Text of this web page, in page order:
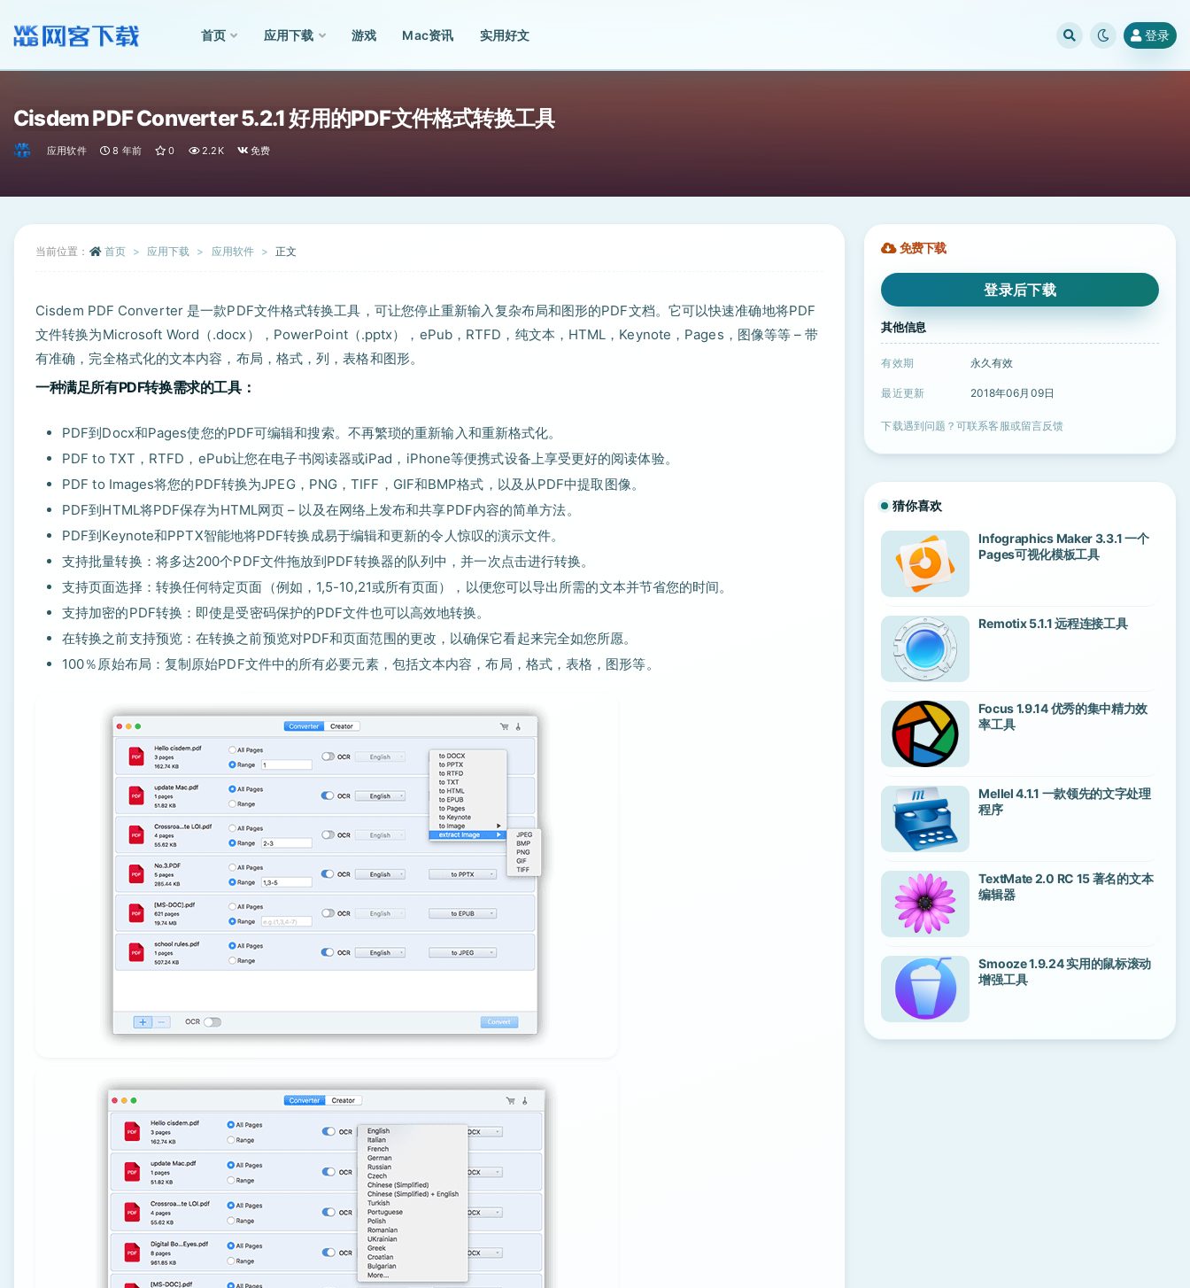
首页 应用下载 游戏 Mac资讯 实用好文 登录
Cisdem PDF Converter 5.2.1 好用的PDF文件格式转换工具
应用软件 8 年前 0 2.2K 免费
当前位置： 首页 应用下载 应用软件 正文
Cisdem PDF Converter 是一款PDF文件格式转换工具，可让您停止重新输入复杂布局和图形的PDF文档。它可以快速准确地将PDF
文件转换为Microsoft Word（.docx），PowerPoint（.pptx），ePub，RTFD，纯文本，HTML，Keynote，Pages，图像等等 – 带
有准确，完全格式化的文本内容，布局，格式，列，表格和图形。
一种满足所有PDF转换需求的工具：
PDF到Docx和Pages使您的PDF可编辑和搜索。不再繁琐的重新输入和重新格式化。
PDF to TXT，RTFD，ePub让您在电子书阅读器或iPad，iPhone等便携式设备上享受更好的阅读体验。
PDF to Images将您的PDF转换为JPEG，PNG，TIFF，GIF和BMP格式，以及从PDF中提取图像。
PDF到HTML将PDF保存为HTML网页 – 以及在网络上发布和共享PDF内容的简单方法。
PDF到Keynote和PPTX智能地将PDF转换成易于编辑和更新的令人惊叹的演示文件。
支持批量转换：将多达200个PDF文件拖放到PDF转换器的队列中，并一次点击进行转换。
支持页面选择：转换任何特定页面（例如，1,5-10,21或所有页面），以便您可以导出所需的文本并节省您的时间。
支持加密的PDF转换：即使是受密码保护的PDF文件也可以高效地转换。
在转换之前支持预览：在转换之前预览对PDF和页面范围的更改，以确保它看起来完全如您所愿。
100％原始布局：复制原始PDF文件中的所有必要元素，包括文本内容，布局，格式，表格，图形等。
免费下载
登录后下载
其他信息
有效期 永久有效
最近更新 2018年06月09日
下载遇到问题？可联系客服或留言反馈
猜你喜欢
Infographics Maker 3.3.1 一个
Pages可视化模板工具
Remotix 5.1.1 远程连接工具
Focus 1.9.14 优秀的集中精力效
率工具
Mellel 4.1.1 一款领先的文字处理
程序
TextMate 2.0 RC 15 著名的文本
编辑器
Smooze 1.9.24 实用的鼠标滚动
增强工具